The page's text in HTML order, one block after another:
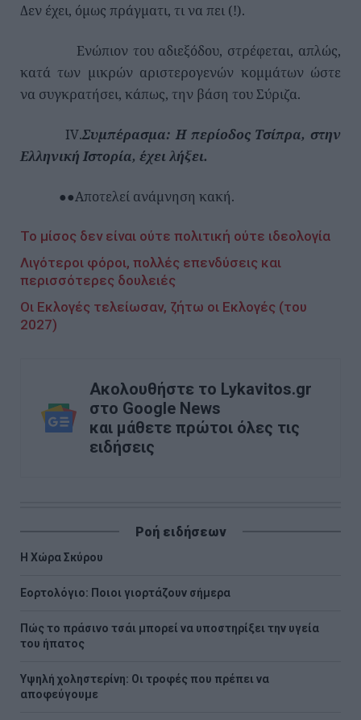
Δεν έχει, όμως πράγματι, τι να πει (!).
Ενώπιον του αδιεξόδου, στρέφεται, απλώς,
κατά των μικρών αριστερογενών κομμάτων ώστε
να συγκρατήσει, κάπως, την βάση του Σύριζα.
IV.Συμπέρασμα: Η περίοδος Τσίπρα, στην
Ελληνική Ιστορία, έχει λήξει.
●●Αποτελεί ανάμνηση κακή.
Το μίσος δεν είναι ούτε πολιτική ούτε ιδεολογία
Λιγότεροι φόροι, πολλές επενδύσεις και
περισσότερες δουλειές
Οι Εκλογές τελείωσαν, ζήτω οι Εκλογές (του
2027)
Ακολουθήστε το Lykavitos.gr
στο Google News
και μάθετε πρώτοι όλες τις
ειδήσεις
Ροή ειδήσεων
Η Χώρα Σκύρου
Εορτολόγιο: Ποιοι γιορτάζουν σήμερα
Πώς το πράσινο τσάι μπορεί να υποστηρίξει την υγεία
του ήπατος
Υψηλή χοληστερίνη: Οι τροφές που πρέπει να
αποφεύγουμε